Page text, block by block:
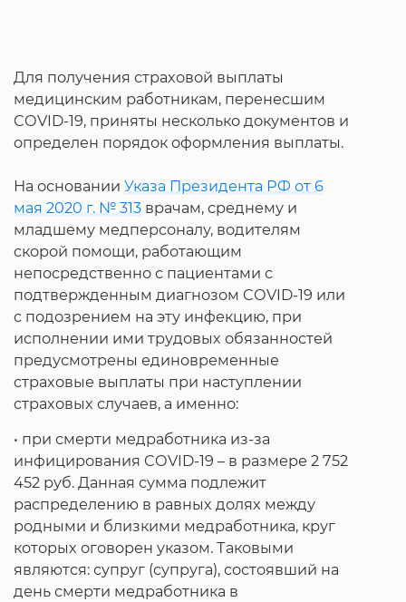
Для получения страховой выплаты
медицинским работникам, перенесшим
COVID-19, приняты несколько документов и
определен порядок оформления выплаты.
На основании Указа Президента РФ от 6
мая 2020 г. № 313 врачам, среднему и
младшему медперсоналу, водителям
скорой помощи, работающим
непосредственно с пациентами с
подтвержденным диагнозом COVID-19 или
с подозрением на эту инфекцию, при
исполнении ими трудовых обязанностей
предусмотрены единовременные
страховые выплаты при наступлении
страховых случаев, а именно:
• при смерти медработника из-за
инфицирования COVID-19 – в размере 2 752
452 руб. Данная сумма подлежит
распределению в равных долях между
родными и близкими медработника, круг
которых оговорен указом. Таковыми
являются: супруг (супруга), состоявший на
день смерти медработника в